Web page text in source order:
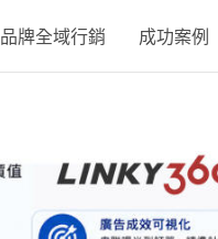
品牌全域行銷 成功案例